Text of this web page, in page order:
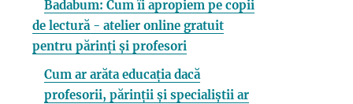
Badabum: Cum îi apropiem pe copii
de lectură - atelier online gratuit
pentru părinți și profesori
Cum ar arăta educația dacă
profesorii, părinții și specialiștii ar